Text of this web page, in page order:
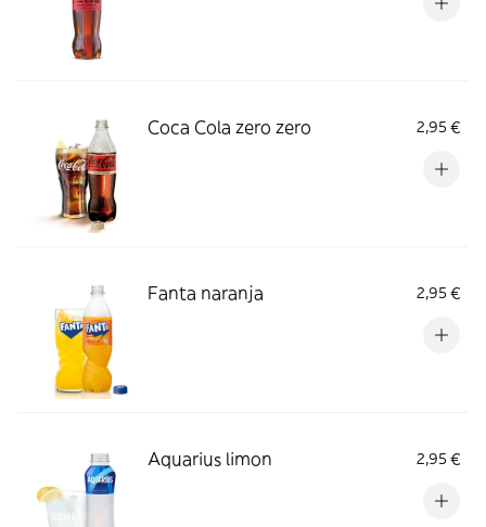
Coca Cola zero zero 2,95 €
Fanta naranja 2,95 €
Aquarius limon 2,95 €